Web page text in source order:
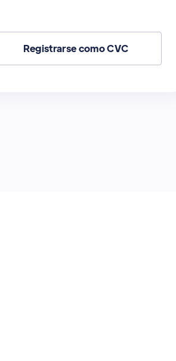
Registrarse como AI